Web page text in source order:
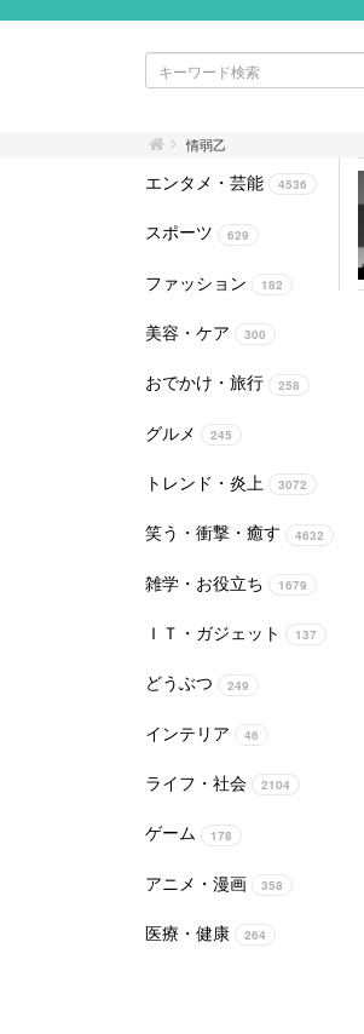
情弱乙
エンタメ・芸能 4536
スポーツ 629
ファッション 182
美容・ケア 300
おでかけ・旅行 258
グルメ 245
トレンド・炎上 3072
笑う・衝撃・癒す 4632
雑学・お役立ち 1679
ＩＴ・ガジェット 137
どうぶつ 249
インテリア 46
ライフ・社会 2104
ゲーム 178
アニメ・漫画 358
医療・健康 264